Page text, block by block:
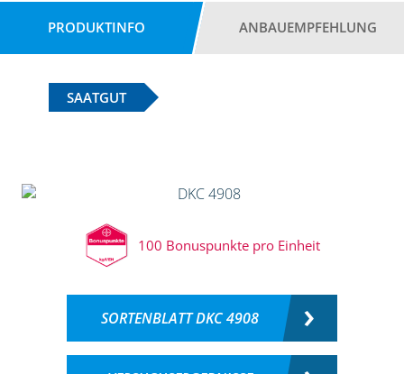
PRODUKTINFO ANBAUEMPFEHLUNG
SAATGUT
100 Bonuspunkte pro Einheit
SORTENBLATT DKC 4908